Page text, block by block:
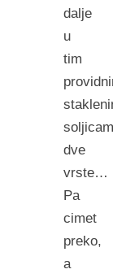
dalje
u
tim
dve
vrste…
Pa
cimet
preko,
a